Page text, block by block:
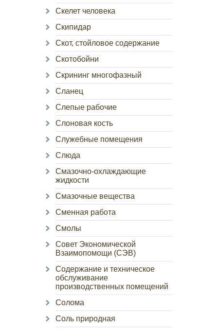
Скелет человека
Скипидар
Скот, стойловое содержание
Скотобойни
Скрининг многофазный
Сланец
Слепые рабочие
Слоновая кость
Служебные помещения
Слюда
Смазочно-охлаждающие
жидкости
Смазочные вещества
Сменная работа
Смолы
Совет Экономической
Взаимопомощи (СЭВ)
Содержание и техническое
обслуживание
производственных помещений
Солома
Соль природная